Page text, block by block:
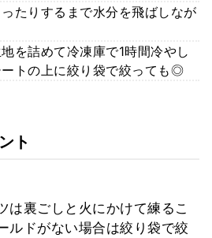
たりするまで水分を飛ばしなが
を詰めて冷凍庫で1時間冷やし
トの上に絞り袋で絞っても◎
ト
は裏ごしと火にかけて練るこ
ルドがない場合は絞り袋で絞